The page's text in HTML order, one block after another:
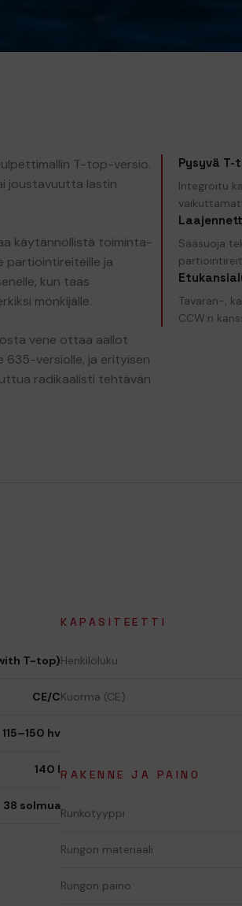
T-top-versio.
joustavuutta lastin
käytännöllistä toiminta-
partiointireiteille ja
kun taas
mönkijälle.
vene ottaa aallot
635-versiolle, ja erityisen
radikaalisti tehtävän
Pysyvä T-
Integroitu
Sääsuoja
Tavaran-,
CCW:n
T-top)
CE/C
115–150 hv
140 l
38 solmua
KAPASITEETTI
Henkilöluku
Kuorma (CE)
RAKENNE JA PAINO
Runkotyyppi
Rungon materiaali
Rungon paino